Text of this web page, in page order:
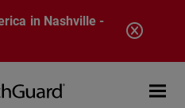
in Nashville -
Open